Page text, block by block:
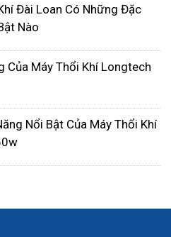
và ổn định.
thường được thiết kế để
cần dầu, giảm nguy cơ
hư hại cho các ứng
khí sạch.
động của máy thổi khí
Đài Loan Có Những Đặc
Nào
Của Máy Thổi Khí Longtech
Nổi Bật Của Máy Thổi Khí